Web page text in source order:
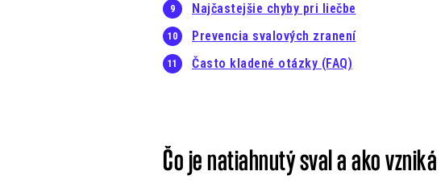
Najčastejšie chyby pri liečbe
Prevencia svalových zranení
Často kladené otázky (FAQ)
Čo je natiahnutý sval a ako vzniká